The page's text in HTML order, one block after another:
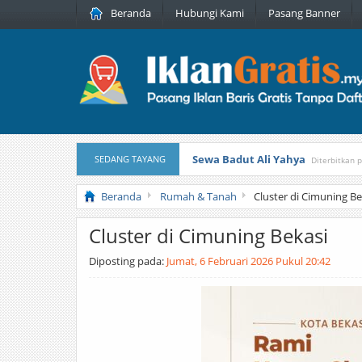
Beranda Hubungi Kami Pasang Banner
SEDANG TAYANG Sewa Badut Ali Yahya Diterbitkan
Honda Brio 1.3 E AT CBU 2012
Beranda Rumah & Tanah Cluster di Cimuning
Cluster di Cimuning Bekasi
Diposting pada: Jumat, 6 Februari 2026 Pukul 20:42